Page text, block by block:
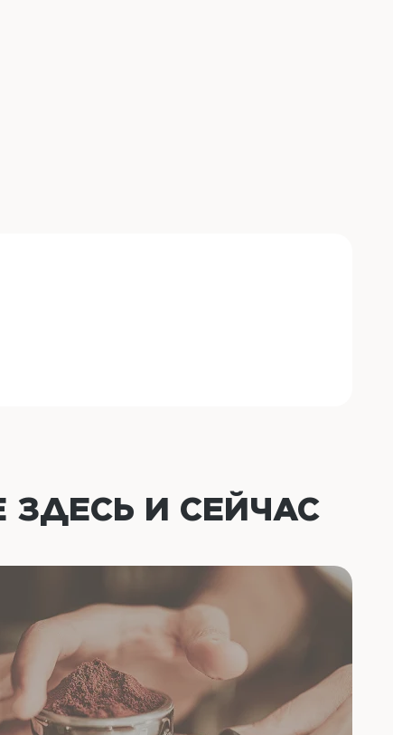
ЗДЕСЬ И СЕЙЧАС